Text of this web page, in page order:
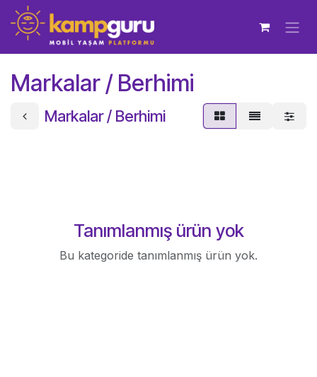
İçereği Atla
Markalar / Berhimi
Markalar / Berhimi
Tanımlanmış ürün yok
Bu kategoride tanımlanmış ürün yok.